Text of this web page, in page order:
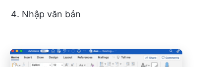
Nhập văn bản